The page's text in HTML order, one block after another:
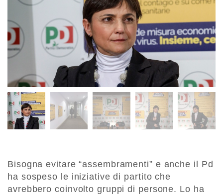
Bisogna evitare “assembramenti” e anche il Pd
ha sospeso le iniziative di partito che
avrebbero coinvolto gruppi di persone. Lo ha